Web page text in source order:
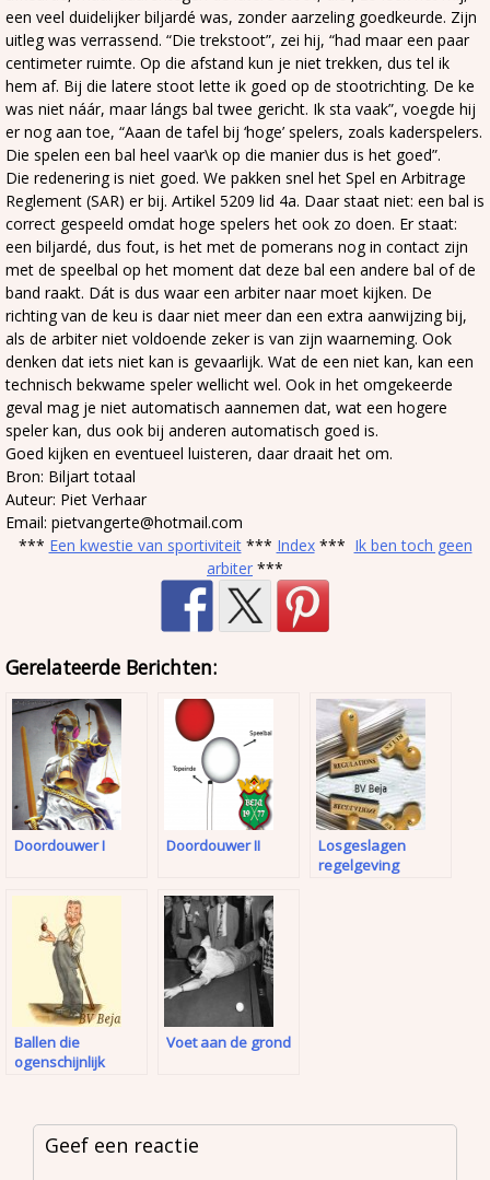
een veel duidelijker biljardé was, zonder aarzeling goedkeurde. Zijn
uitleg was verrassend. “Die trekstoot”, zei hij, “had maar een paar
centimeter ruimte. Op die afstand kun je niet trekken, dus tel ik
hem af. Bij die latere stoot lette ik goed op de stootrichting. De ke
was niet náár, maar lángs bal twee gericht. Ik sta vaak”, voegde hij
er nog aan toe, “Aaan de tafel bij ‘hoge’ spelers, zoals kaderspelers.
Die spelen een bal heel vaar\k op die manier dus is het goed”.
Die redenering is niet goed. We pakken snel het Spel en Arbitrage
Reglement (SAR) er bij. Artikel 5209 lid 4a. Daar staat niet: een bal is
correct gespeeld omdat hoge spelers het ook zo doen. Er staat:
een biljardé, dus fout, is het met de pomerans nog in contact zijn
met de speelbal op het moment dat deze bal een andere bal of de
band raakt. Dát is dus waar een arbiter naar moet kijken. De
richting van de keu is daar niet meer dan een extra aanwijzing bij,
als de arbiter niet voldoende zeker is van zijn waarneming. Ook
denken dat iets niet kan is gevaarlijk. Wat de een niet kan, kan een
technisch bekwame speler wellicht wel. Ook in het omgekeerde
geval mag je niet automatisch aannemen dat, wat een hogere
speler kan, dus ook bij anderen automatisch goed is.
Goed kijken en eventueel luisteren, daar draait het om.
Bron: Biljart totaal
Auteur: Piet Verhaar
Email: pietvangerte@hotmail.com
*** Een kwestie van sportiviteit*** Index*** Ik ben toch geen
arbiter ***
Gerelateerde Berichten:
Doordouwer I Doordouwer II
Losgeslagen
regelgeving
Ballen die
ogenschijnlijk
Voet aan de grond
Geef een reactie